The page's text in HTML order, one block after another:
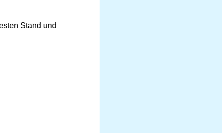
Stand und